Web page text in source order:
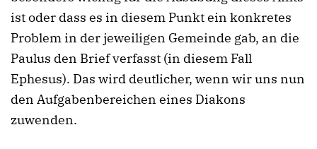
ist oder dass es in diesem Punkt ein konkretes
Problem in der jeweiligen Gemeinde gab, an die
Paulus den Brief verfasst (in diesem Fall
Ephesus). Das wird deutlicher, wenn wir uns nun
den Aufgabenbereichen eines Diakons
zuwenden.